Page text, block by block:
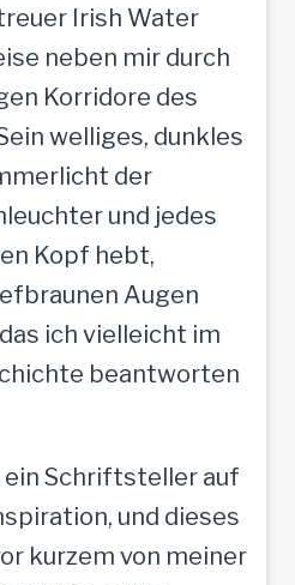
Irish Water
neben mir durch
Korridore des
welliges, dunkles
der
und jedes
Kopf hebt,
Augen
ich vielleicht im
beantworten
ein Schriftsteller auf
und dieses
kurzem von meiner